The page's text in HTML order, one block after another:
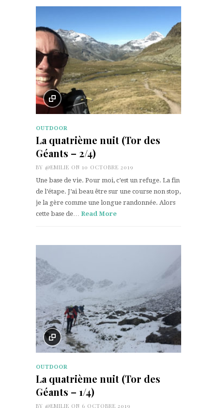
OUTDOOR
La quatrième nuit (Tor des
Géants – 2/4)
BY @EMILIE ON 10 OCTOBRE 2019
Une base de vie. Pour moi, c’est un refuge. La fin
de l’étape. J’ai beau être sur une course non stop,
je la gère comme une longue randonnée. Alors
cette base de… Read More
OUTDOOR
La quatrième nuit (Tor des
Géants – 1/4)
BY @EMILIE ON 6 OCTOBRE 2019